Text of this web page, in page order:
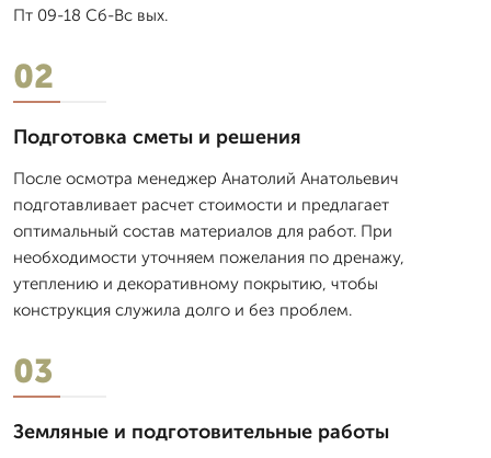
Пт 09-18 Сб-Вс вых.
02
Подготовка сметы и решения
После осмотра менеджер Анатолий Анатольевич
подготавливает расчет стоимости и предлагает
оптимальный состав материалов для работ. При
необходимости уточняем пожелания по дренажу,
утеплению и декоративному покрытию, чтобы
конструкция служила долго и без проблем.
03
Земляные и подготовительные работы